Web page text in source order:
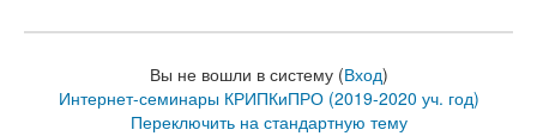
Вы не вошли в систему (Вход)
Интернет-семинары КРИПКиПРО (2019-2020 уч. год)
Переключить на стандартную тему